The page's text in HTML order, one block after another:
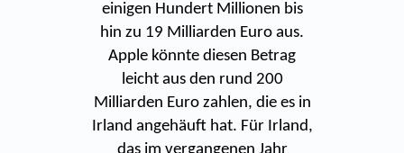
einigen Hundert Millionen bis
hin zu 19 Milliarden Euro aus.
Apple könnte diesen Betrag
leicht aus den rund 200
Milliarden Euro zahlen, die es in
Irland angehäuft hat. Für Irland,